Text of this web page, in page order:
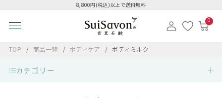
8,800円(税込)以上で送料無料
0
TOP 商品一覧 ボディケア ボディミルク
カテゴリー